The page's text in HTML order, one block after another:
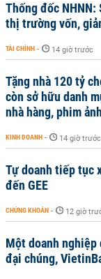
Thống đốc
thị trường vốn,
TÀI CHÍNH - 14 giờ trước
Tặng nhà 120 tỷ
còn sở hữu danh
nhà hàng, phim ảnh
KINH DOANH - 14 giờ trước
Tự doanh tiếp tục
đến GEE
CHỨNG KHOÁN - 12 giờ
Một doanh
đại chúng,